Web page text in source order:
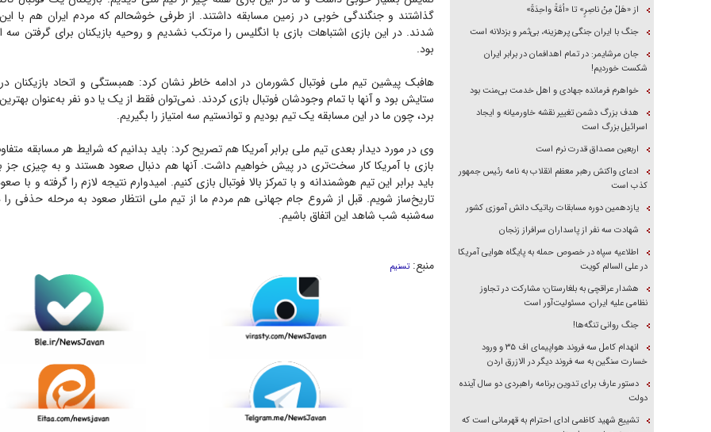
گذاشتند و جنگندگی خوبی در زمین مسابقه داشتند. از طرفی خوشحالم که مردم ایران هم با
شدند. در این بازی اشتباهات بازی با انگلیس را مرتکب نشدیم و روحیه بازیکنان برای گرفتن سه
بود.
هافبک پیشین تیم ملی فوتبال کشورمان در ادامه خاطر نشان کرد: همبستگی و اتحاد بازیکنان
ستایش بود و آنها با تمام وجودشان فوتبال بازی کردند. نمی‌توان فقط از یک یا دو نفر به‌عنوان بهترین
برد، چون ما در این مسابقه یک تیم بودیم و توانستیم سه امتیاز را بگیریم.
وی در مورد دیدار بعدی تیم ملی برابر آمریکا هم تصریح کرد: باید بدانیم که شرایط هر مسابقه
بازی با آمریکا کار سخت‌تری در پیش خواهیم داشت. آنها هم دنبال صعود هستند و به چیزی جز
باید برابر این تیم هوشمندانه و با تمرکز بالا فوتبال بازی کنیم. امیدوارم نتیجه لازم را گرفته و با
تاریخ‌ساز شویم. قبل از شروع جام جهانی هم مردم ما از تیم ملی انتظار صعود به مرحله حذفی را
سه‌شنبه شب شاهد این اتفاق باشیم.
منبع: تسنیم
از «هَلْ مِنْ ناصِرٍ» تا «اُمَّةً واحِدَةً»
جنگ با ایران جنگی پرهزینه، بی‌ثمر و بزدلانه است
جان مرشایمر: در تمام اهدافمان در برابر ایران
شکست خوردیم!
خواهرم فرمانده جهادی و اهل خدمت بی‌منت بود
هدف بزرگ دشمن تغییر نقشه خاورمیانه و ایجاد
اسرائیل بزرگ است
اربعین مصداق قدرت نرم است
ادعای واکنش رهبر معظم انقلاب به نامه رئیس جمهور
کذب است
یازدهمین دوره مسابقات رباتیک دانش آموزی کشور
شهادت سه نفر از پاسداران سرافراز زنجان
اطلاعیه سپاه در خصوص حمله به پایگاه هوایی آمریکا
در علی السالم کویت
هشدار عراقچی به بلغارستان؛ مشارکت در تجاوز
نظامی علیه ایران، مسئولیت‌آور است
جنگ روانی تنگه‌ها!
انهدام کامل سه فروند هواپیمای اف ۳۵ و ورود
خسارت سنگین به سه فروند دیگر در الازرق اردن
دستور عارف برای تدوین برنامه راهبردی دو سال آینده
دولت
تشییع شهید کاظمی ادای احترام به قهرمانی است که